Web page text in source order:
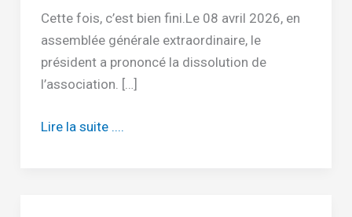
Cette fois, c’est bien fini.Le 08 avril 2026, en
assemblée générale extraordinaire, le
président a prononcé la dissolution de
l’association. […]
CLAP
Lire la suite ....